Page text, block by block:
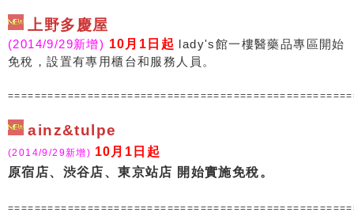
上野多慶屋
(2014/9/29新增) 10月1日起 lady's館一樓醫藥品專區開始
免稅，設置有專用櫃台和服務人員。
ainz&tulpe
(2014/9/29新增) 10月1日起
原宿店、渋谷店、東京站店 開始實施免稅。